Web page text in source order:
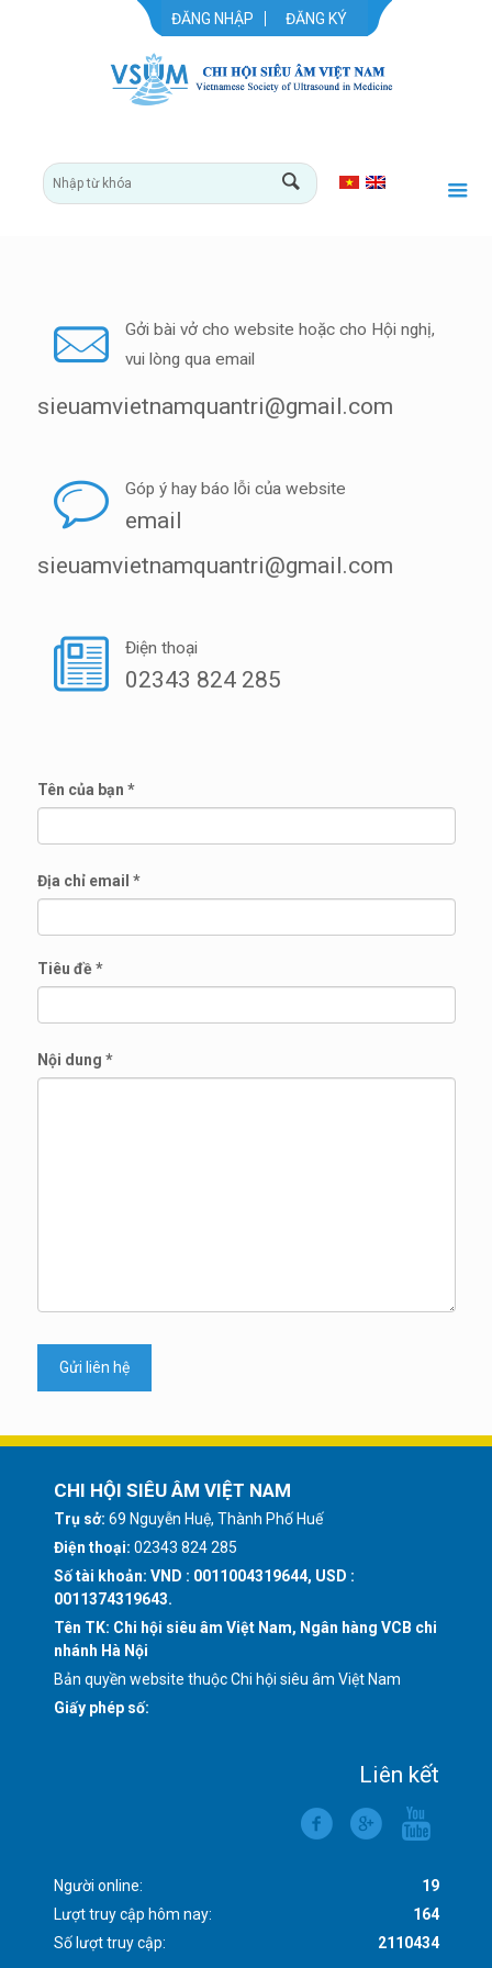
ĐĂNG NHẬP ĐĂNG KÝ
Gởi bài vở cho website hoặc cho Hội nghị,
vui lòng qua email
sieuamvietnamquantri@gmail.com
Góp ý hay báo lỗi của website
email
sieuamvietnamquantri@gmail.com
Điện thoại
02343 824 285
Tên của bạn *
Địa chỉ email *
Tiêu đề*
Nội dung *
CHI HỘI SIÊU ÂM VIỆT NAM
Trụ sở: 69 Nguyễn Huệ, Thành Phố Huế
Điện thoại: 02343 824 285
Số tài khoản: VND : 0011004319644, USD :
0011374319643.
Tên TK: Chi hội siêu âm Việt Nam, Ngân hàng VCB chi
nhánh Hà Nội
Bản quyền website thuộc Chi hội siêu âm Việt Nam
Giấy phép số:
Liên kết
Người online:
19
Lượt truy cập hôm nay:
164
Số lượt truy cập:
2110434